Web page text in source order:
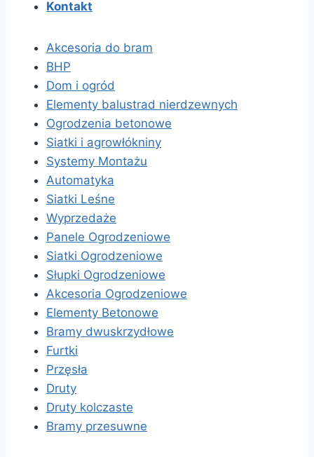
Kontakt
Akcesoria do bram
BHP
Dom i ogród
Elementy balustrad nierdzewnych
Ogrodzenia betonowe
Siatki i agrowłókniny
Systemy Montażu
Automatyka
Siatki Leśne
Wyprzedaże
Panele Ogrodzeniowe
Siatki Ogrodzeniowe
Słupki Ogrodzeniowe
Akcesoria Ogrodzeniowe
Elementy Betonowe
Bramy dwuskrzydłowe
Furtki
Przęsła
Druty
Druty kolczaste
Bramy przesuwne